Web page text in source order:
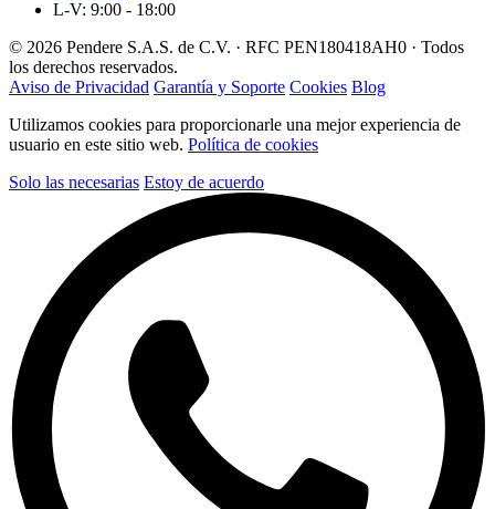
L-V: 9:00 - 18:00
© 2026 Pendere S.A.S. de C.V. · RFC PEN180418AH0 · Todos
los derechos reservados.
Aviso de Privacidad Garantía y Soporte Cookies Blog
Utilizamos cookies para proporcionarle una mejor experiencia de
usuario en este sitio web. Política de cookies
Solo las necesarias Estoy de acuerdo